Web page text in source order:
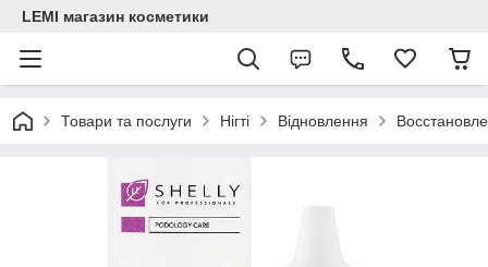
LEMI магазин косметики
Товари та послуги Нігті Відновлення